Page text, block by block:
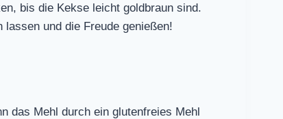
bis die Kekse leicht goldbraun sind.
und die Freude genießen!
das Mehl durch ein glutenfreies Mehl